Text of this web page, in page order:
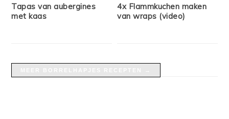
Tapas van aubergines
met kaas
4x Flammkuchen maken
van wraps (video)